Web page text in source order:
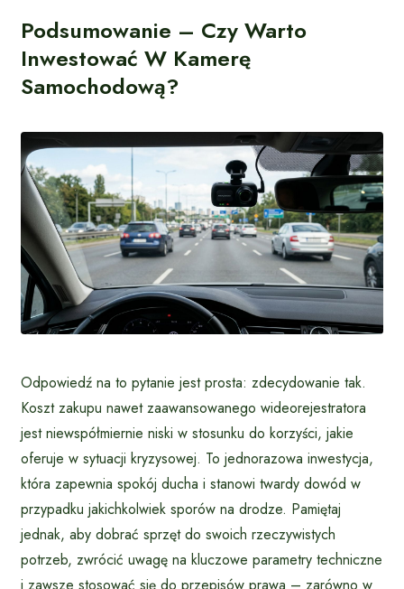
Podsumowanie – Czy Warto
Inwestować W Kamerę
Samochodową?
Odpowiedź na to pytanie jest prosta: zdecydowanie tak.
Koszt zakupu nawet zaawansowanego wideorejestratora
jest niewspółmiernie niski w stosunku do korzyści, jakie
oferuje w sytuacji kryzysowej. To jednorazowa inwestycja,
która zapewnia spokój ducha i stanowi twardy dowód w
przypadku jakichkolwiek sporów na drodze. Pamiętaj
jednak, aby dobrać sprzęt do swoich rzeczywistych
potrzeb, zwrócić uwagę na kluczowe parametry techniczne
i zawsze stosować się do przepisów prawa – zarówno w